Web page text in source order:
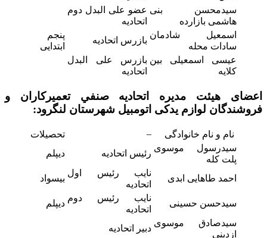
سیدمحسن بنی
هاشمی بازارده
عضو علی البدل دوم
اتحادیه
اسمعیل شادمان
سادات محله
بازرس اتحادیه
پنجم
ابتدایی
عیسی اسمعیلی بین
کلایه
بازرس علی البدل
اتحادیه
اعضای هیئت مدیره اتحاديه صنفي تعمیرکاران و
فروشندگان لوازم یدکی اتومبیل شهرستان لنگرود:
نام و نام خانوادگی –
تحصیلات
سیدرسول موسوی
پلت کله
رئیس اتحادیه دیپلم
احمد طاهایی ابدی
نایب رئیس اول
اتحادیه
بیسواد
سیدحسن حسینی
نایب رئیس دوم
اتحادیه
دیپلم
سیدصادق موسوی
ازدینی
دبیر اتحادیه